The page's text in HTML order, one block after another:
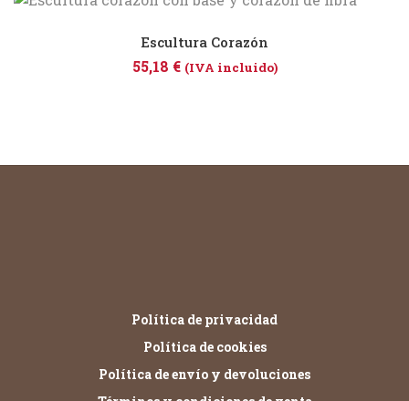
Escultura Corazón
55,18 € (IVA incluido)
Política de privacidad
Política de cookies
Política de envío y devoluciones